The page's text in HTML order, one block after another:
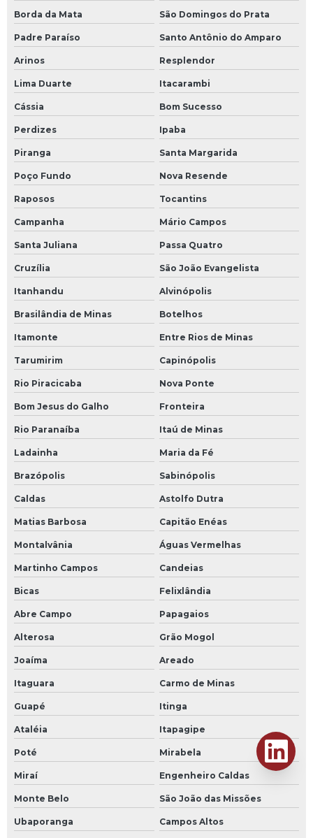
Borda da Mata São Domingos do Prata
Padre Paraíso Santo Antônio do Amparo
Arinos Resplendor
Lima Duarte Itacarambi
Cássia Bom Sucesso
Perdizes Ipaba
Piranga Santa Margarida
Poço Fundo Nova Resende
Raposos Tocantins
Campanha Mário Campos
Santa Juliana Passa Quatro
Cruzília São João Evangelista
Itanhandu Alvinópolis
Brasilândia de Minas Botelhos
Itamonte Entre Rios de Minas
Tarumirim Capinópolis
Rio Piracicaba Nova Ponte
Bom Jesus do Galho Fronteira
Rio Paranaíba Itaú de Minas
Ladainha Maria da Fé
Brazópolis Sabinópolis
Caldas Astolfo Dutra
Matias Barbosa Capitão Enéas
Montalvânia Águas Vermelhas
Martinho Campos Candeias
Bicas Felixlândia
Abre Campo Papagaios
Alterosa Grão Mogol
Joaíma Areado
Itaguara Carmo de Minas
Guapé Itinga
Ataléia Itapagipe
Poté Mirabela
Miraí Engenheiro Caldas
Monte Belo São João das Missões
Ubaporanga Campos Altos